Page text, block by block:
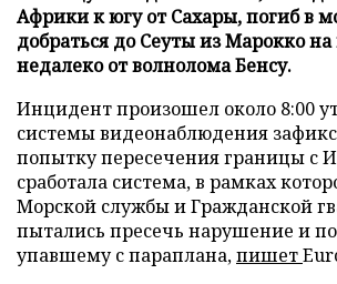
Африки к югу от Сахары, погиб в
добраться до Сеуты из Марокко
недалеко от волнолома Бенсу.
Инцидент произошел около 8:00
системы видеонаблюдения
попытку пересечения границы с
сработала система, в рамках
Морской службы и Гражданской
пытались пресечь нарушение и
упавшему с параплана,пишет